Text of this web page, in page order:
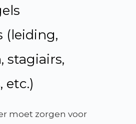
(leiding,
stagiairs,
etc.)
moet zorgen voor